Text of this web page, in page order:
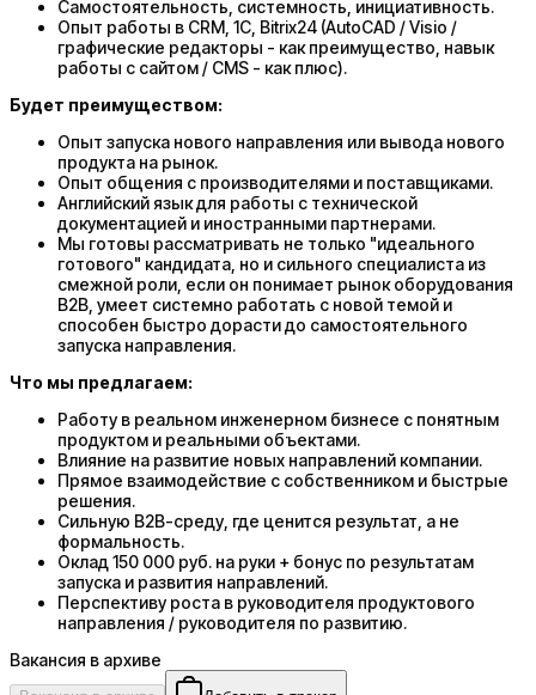
Самостоятельность, системность, инициативность.
Опыт работы в CRM, 1C, Bitrix24 (AutoCAD / Visio /
графические редакторы - как преимущество, навык
работы с сайтом / CMS - как плюс).
Будет преимуществом:
Опыт запуска нового направления или вывода нового
продукта на рынок.
Опыт общения с производителями и поставщиками.
Английский язык для работы с технической
документацией и иностранными партнерами.
Мы готовы рассматривать не только "идеального
готового" кандидата, но и сильного специалиста из
смежной роли, если он понимает рынок оборудования
B2B, умеет системно работать с новой темой и
способен быстро дорасти до самостоятельного
запуска направления.
Что мы предлагаем:
Работу в реальном инженерном бизнесе с понятным
продуктом и реальными объектами.
Влияние на развитие новых направлений компании.
Прямое взаимодействие с собственником и быстрые
решения.
Сильную B2B-среду, где ценится результат, а не
формальность.
Оклад 150 000 руб. на руки + бонус по результатам
запуска и развития направлений.
Перспективу роста в руководителя продуктового
направления / руководителя по развитию.
Вакансия в архиве